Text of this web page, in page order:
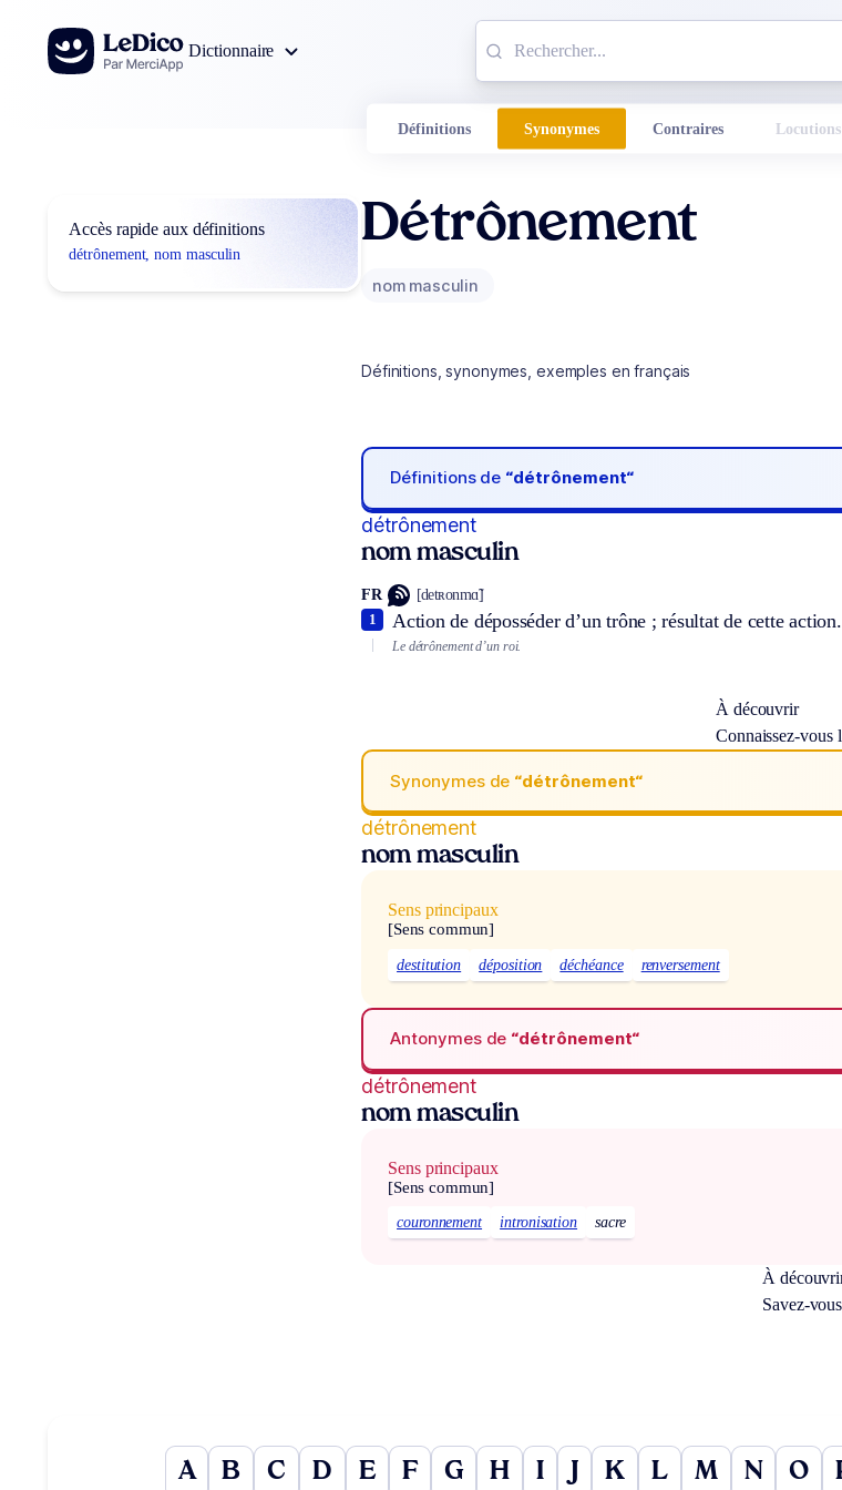
Aller au contenu
Dictionnaire
Définitions Synonymes Contraires Locutions
Accès rapide aux définitions
détrônement, nom masculin
Détrônement
nom masculin
Définitions, synonymes, exemples en français
Définitions de “détrônement“
détrônement
nom masculin
FR [detʀonmɑ̃]
Action de déposséder d’un trône ; résultat de cette action.
1
Le détrônement d’un roi.
À découvrir
Connaissez-
Synonymes de “détrônement“
détrônement
nom masculin
Sens principaux
[Sens commun]
destitution déposition déchéance renversement
Antonymes de “détrônement“
détrônement
nom masculin
Sens principaux
[Sens commun]
couronnement intronisation sacre
À
Savez-
A B C D E F G H I J K L M N O